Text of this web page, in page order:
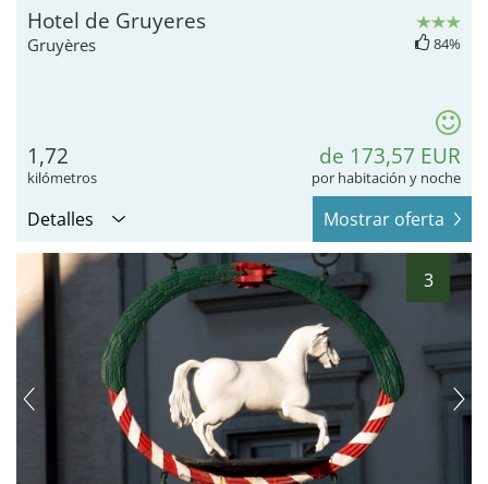
Hotel de Gruyeres
Gruyères 84%
1,72
kilómetros
de 173,57 EUR
por habitación y noche
Detalles Mostrar oferta
3